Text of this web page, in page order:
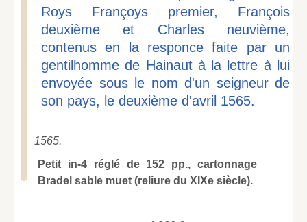
Roys Françoys premier, François
deuxième et Charles neuvième,
contenus en la responce faite par un
gentilhomme de Hainaut à la lettre à lui
envoyée sous le nom d'un seigneur de
son pays, le deuxième d'avril 1565.
1565.
Petit in-4 réglé de 152 pp., cartonnage
Bradel sable muet (reliure du XIXe siècle).